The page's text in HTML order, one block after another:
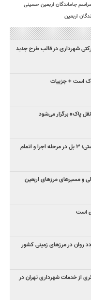
اربعین
شهرداری در قالب طرح جدید
پاک» برگزار می‌شود
آخرین وضعیت پل‌های مسیر تندرستی؛ ۳ پل در مرحله اجرا و اتمام
و مسیرهای مرزهای اربعین
است
روان در مرزهای زمینی کشور
از خدمات شهرداری تهران در